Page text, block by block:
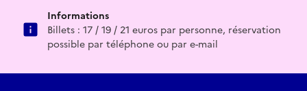
Informations
Billets : 17 / 19 / 21 euros par personne, réservation
possible par téléphone ou par e-mail